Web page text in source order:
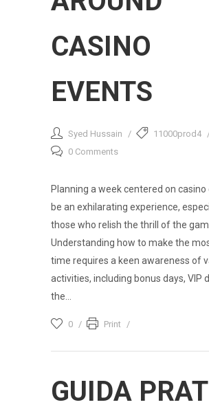
CASINO
EVENTS
Syed Hussain
11000prod4
0 Comments
Planning a week centered on casino
be an exhilarating experience,
those who relish the thrill of the
Understanding how to make the
time requires a keen awareness of
activities, including bonus days, VIP
the...
0 Print
GUIDA